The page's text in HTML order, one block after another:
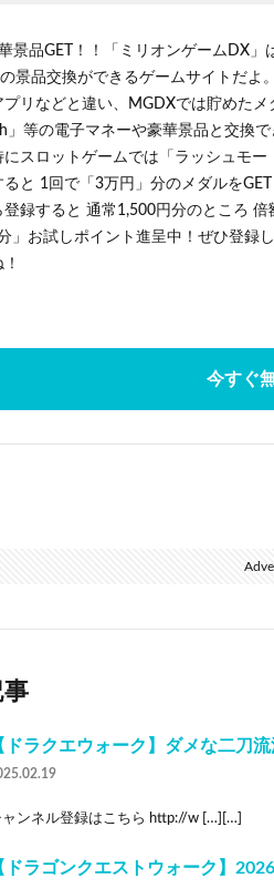
景品GET！！「ミリオンゲームDX」
景品交換ができるゲームサイトだよ
プリなどと違い、MGDXでは貯めたメ
」等の電子マネーや豪華景品と交換で
にスロットゲームでは「ラッシュモー
ると 1回で「3万円」分のメダルをGET
登録すると 通常1,500円分のところ 倍
」お試しポイント進呈中！ぜひ登録
今すぐ
ドラクエウォーク】ダメな二刀
ャンネル登録はこちら http://w […][…]
ドラゴンクエストウォーク】